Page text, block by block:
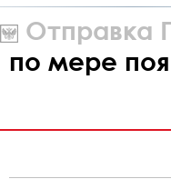
Отправка
по мере